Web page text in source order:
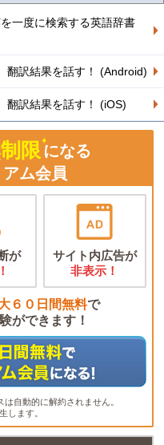
一度に検索する英語辞書
翻訳結果を話す！ (Android)
翻訳結果を話す！ (iOS)
限になる
ム会員
が
サイト内広告が
非表示！
６０日間無料で
ができます！
自動的に解約されません。
ます。